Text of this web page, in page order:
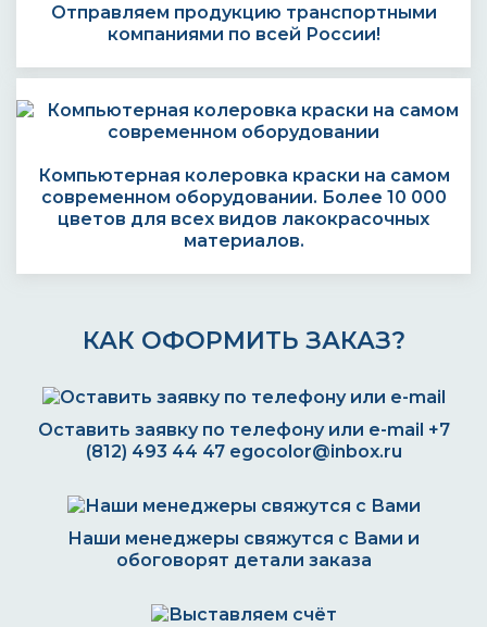
Отправляем продукцию транспортными
компаниями по всей России!
Компьютерная колеровка краски на самом
современном оборудовании. Более 10 000
цветов для всех видов лакокрасочных
материалов.
КАК ОФОРМИТЬ ЗАКАЗ?
Оставить заявку по телефону или e-mail +7
(812) 493 44 47 egocolor@inbox.ru
Наши менеджеры свяжутся с Вами и
обоговорят детали заказа